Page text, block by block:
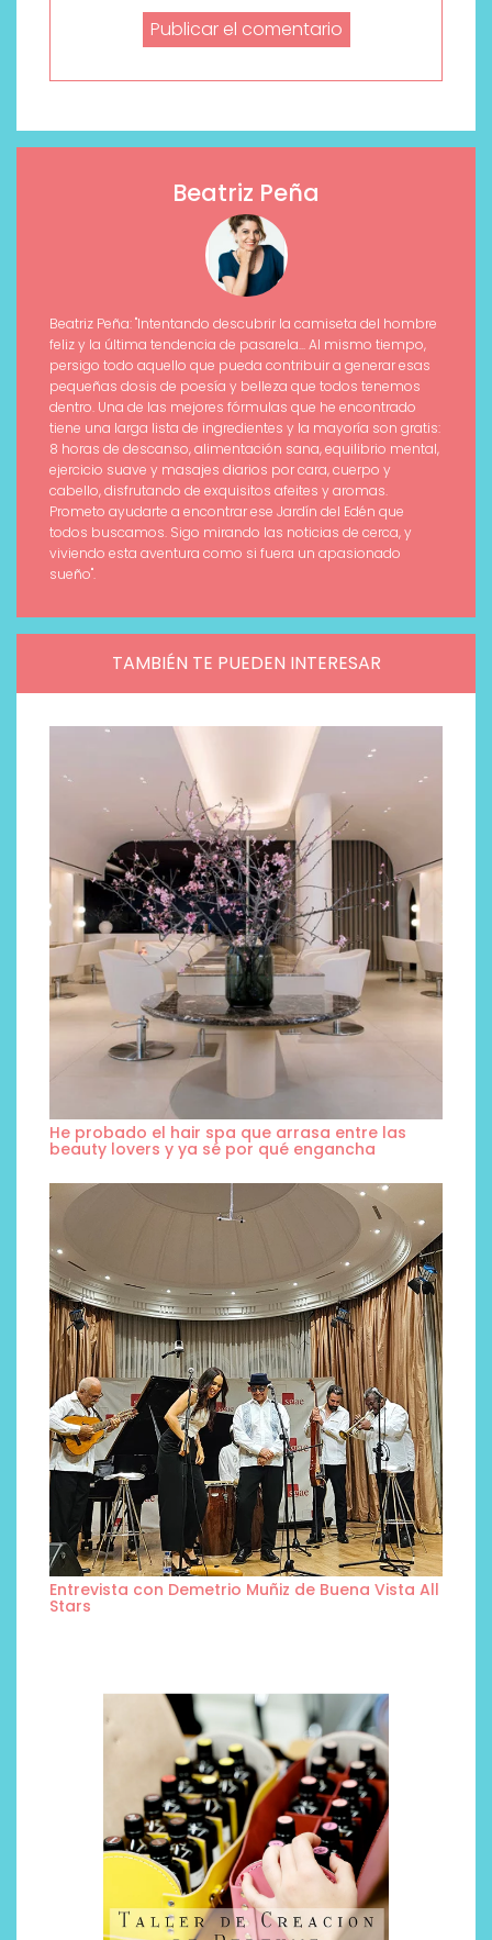
Beatriz Peña
Beatriz Peña: "Intentando descubrir la camiseta del hombre
feliz y la última tendencia de pasarela... Al mismo tiempo,
persigo todo aquello que pueda contribuir a generar esas
pequeñas dosis de poesía y belleza que todos tenemos
dentro. Una de las mejores fórmulas que he encontrado
tiene una larga lista de ingredientes y la mayoría son gratis:
8 horas de descanso, alimentación sana, equilibrio mental,
ejercicio suave y masajes diarios por cara, cuerpo y
cabello, disfrutando de exquisitos afeites y aromas.
Prometo ayudarte a encontrar ese Jardín del Edén que
todos buscamos. Sigo mirando las noticias de cerca, y
viviendo esta aventura como si fuera un apasionado
sueño".
TAMBIÉN TE PUEDEN INTERESAR
He probado el hair spa que arrasa entre las
beauty lovers y ya sé por qué engancha
Entrevista con Demetrio Muñiz de Buena Vista All
Stars